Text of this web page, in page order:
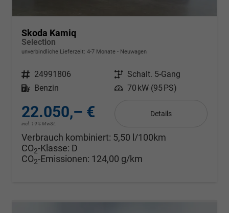
Skoda Kamiq
Selection
unverbindliche Lieferzeit: 4-7 Monate Neuwagen
Fahrzeugnr. 24991806 Getriebe Schalt. 5-Gang
Kraftstoff
Benzin Leistung 70 kW (95 PS)
22.050,– €
incl. 19% MwSt.
Details
Verbrauch kombiniert: 5,50 l/100km
CO2-Klasse: D
CO2-Emissionen: 124,00 g/km